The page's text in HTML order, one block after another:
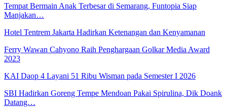
Tempat Bermain Anak Terbesar di Semarang, Funtopia Siap
Manjakan…
Hotel Tentrem Jakarta Hadirkan Ketenangan dan Kenyamanan
Ferry Wawan Cahyono Raih Penghargaan Golkar Media Award
2023
KAI Daop 4 Layani 51 Ribu Wisman pada Semester I 2026
SBI Hadirkan Goreng Tempe Mendoan Pakai Spirulina, Dik Doank
Datang…